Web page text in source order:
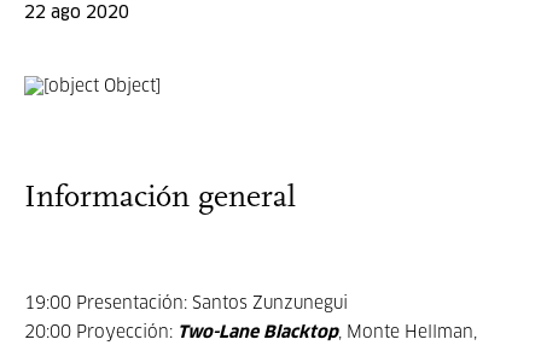
22 ago 2020
Información general
19:00 Presentación: Santos Zunzunegui
20:00 Proyección: Two-Lane Blacktop, Monte Hellman,